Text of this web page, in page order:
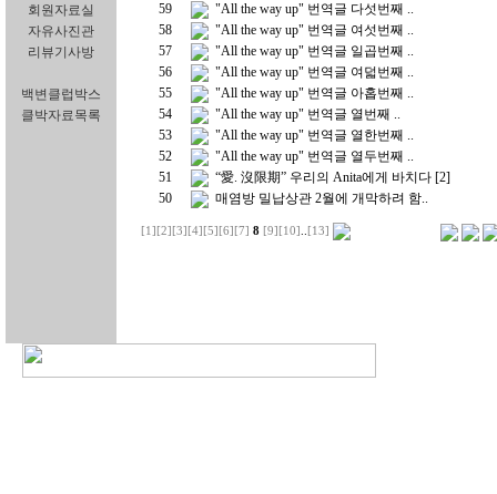
회원자료실
자유사진관
리뷰기사방
백변클럽박스
클박자료목록
59
"All the way up" 번역글 다섯번째 ..
58
"All the way up" 번역글 여섯번째 ..
57
"All the way up" 번역글 일곱번째 ..
56
"All the way up" 번역글 여덟번째 ..
55
"All the way up" 번역글 아홉번째 ..
54
"All the way up" 번역글 열번째 ..
53
"All the way up" 번역글 열한번째 ..
52
"All the way up" 번역글 열두번째 ..
51
“愛. 沒限期” 우리의 Anita에게 바치다 [2]
50
매염방 밀납상관 2월에 개막하려 함..
[1] [2] [3] [4] [5] [6] [7] 8 [9] [10] [13]